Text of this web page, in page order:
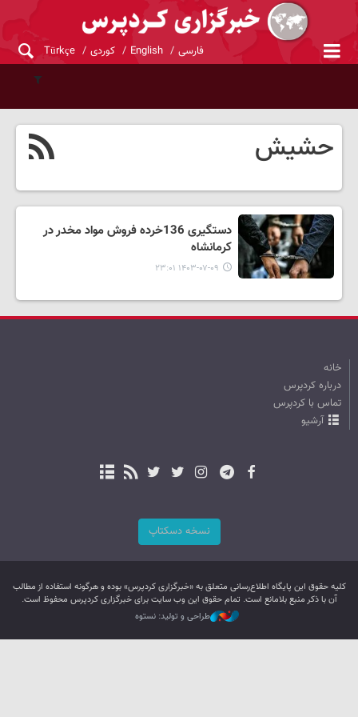
فارسی English کوردی Türkçe
حشیش
دستگیری 136خرده فروش مواد مخدر در
کرمانشاه
۱۴۰۳-۰۷-۰۹ ۲۳:۰۱
خانه
درباره کردپرس
تماس با کردپرس
آرشیو
نسخه دسکتاپ
کليه حقوق اين پایگاه اطلاع‌رسانی متعلق به «خبرگزاری کردپرس» بوده و هرگونه استفاده از مطالب
آن با ذکر منبع بلامانع است. تمام حقوق این وب سایت برای خبرگزاری کردپرس محفوظ است.
طراحی و تولید: نستوه